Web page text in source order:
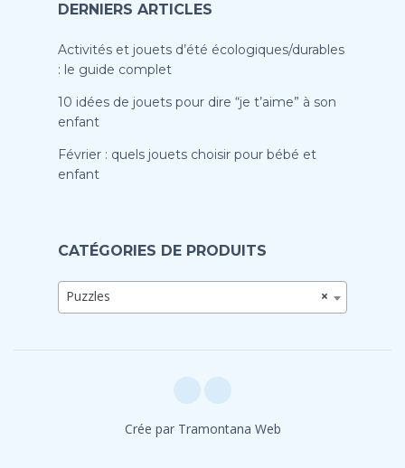
DERNIERS ARTICLES
Activités et jouets d’été écologiques/durables
: le guide complet
10 idées de jouets pour dire “je t’aime” à son
enfant
Février : quels jouets choisir pour bébé et
enfant
CATÉGORIES DE PRODUITS
×
Puzzles
Crée par Tramontana Web